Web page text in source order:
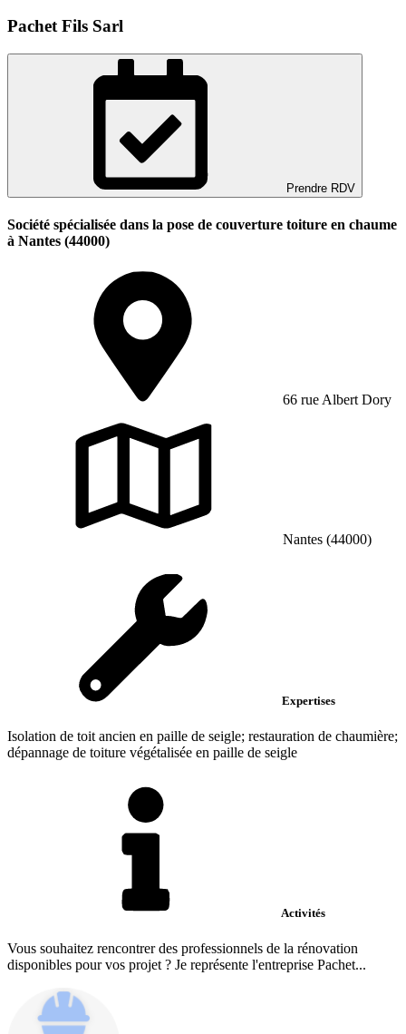
Pachet Fils Sarl
Prendre RDV
Société spécialisée dans la pose de couverture toiture en chaume
à Nantes (44000)
66 rue Albert Dory
Nantes (44000)
Expertises
Isolation de toit ancien en paille de seigle; restauration de chaumière;
dépannage de toiture végétalisée en paille de seigle
Activités
Vous souhaitez rencontrer des professionnels de la rénovation
disponibles pour vos projet ? Je représente l'entreprise Pachet...